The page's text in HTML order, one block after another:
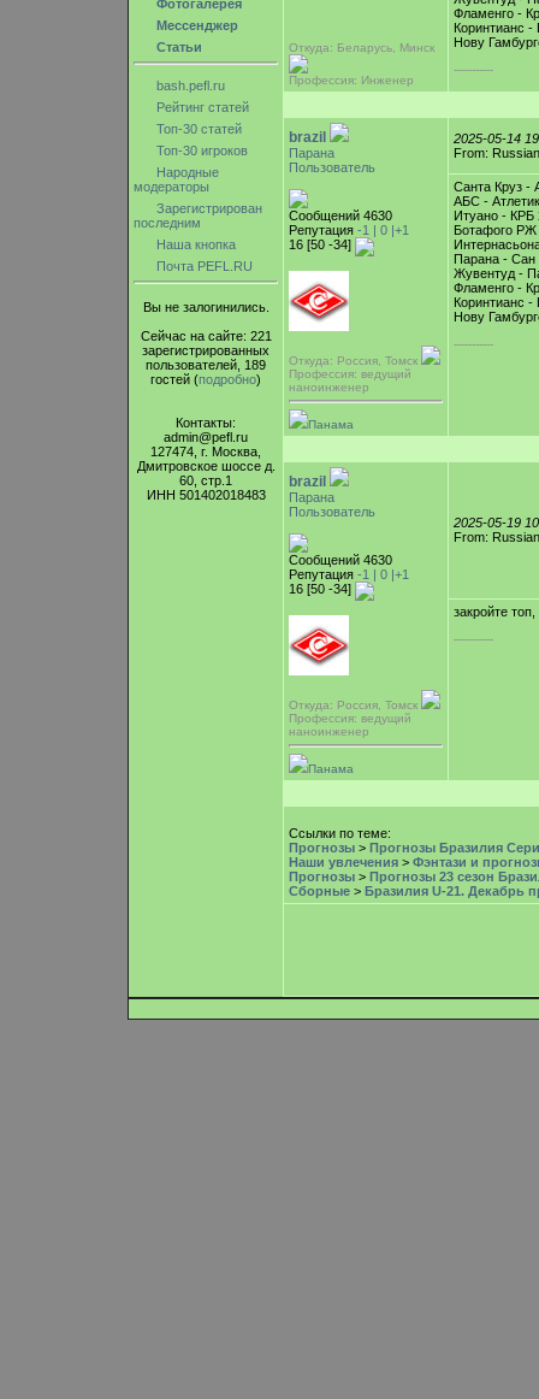
Фотогалерея
Мессенджер
Статьи
bash.pefl.ru
Рейтинг статей
Топ-30 статей
Топ-30 игроков
Народные
модераторы
Зарегистрирован
последним
Наша кнопка
Почта PEFL.RU
Вы не залогинились.
Сейчас на сайте: 221
зарегистрированных
пользователей, 189
гостей (подробно)
Контакты:
admin@pefl.ru
127474, г. Москва,
Дмитровское шоссе д.
60, стр.1
ИНН 501402018483
Откуда: Беларусь, Минск
Профессия: Инженер
Фламенго -
Коринтианс -
Нову
-----------
brazil
Парана
Пользователь
Сообщений 4630
Репутация -1 | 0 |+1
16 [50 -34]
Откуда: Россия, Томск
Профессия: ведущий
наноинженер
Панама
2025-05-14
From:
Санта Круз -
АБС -
Итуано - КРБ
Ботафого РЖ
Парана - Сан
Жувентуд -
Фламенго -
Коринтианс -
Нову
-----------
brazil
Парана
Пользователь
Сообщений 4630
Репутация -1 | 0 |+1
16 [50 -34]
Откуда: Россия, Томск
Профессия: ведущий
наноинженер
Панама
2025-05-19
From:
закройте
-----------
Ссылки по теме:
Прогнозы > Прогнозы Бразилия
Наши увлечения > Фэнтази и
Прогнозы > Прогнозы 23 сезон
Сборные > Бразилия U-21. Декабрь